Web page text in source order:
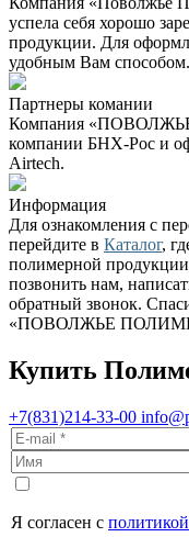
успела себя хорошо
продукции. Для
удобным Вам способом.
Партнеры комании
Компания
компании БНХ-Рос и
Airtech.
Информация
Для ознакомления с
перейдите в Каталог,
полимерной
позвонить нам,
обратный звонок.
«ПОВОЛЖЬЕ
Купить
+7(831)214-33-00
Я согласен с